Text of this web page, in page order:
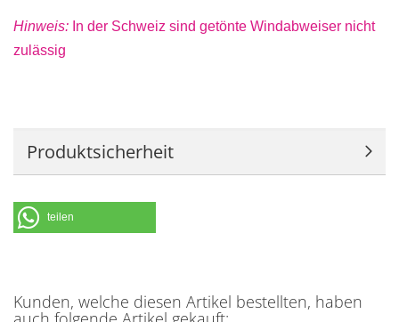
Hinweis: In der Schweiz sind getönte Windabweiser nicht
zulässig
Produktsicherheit
teilen
Kunden, welche diesen Artikel bestellten, haben